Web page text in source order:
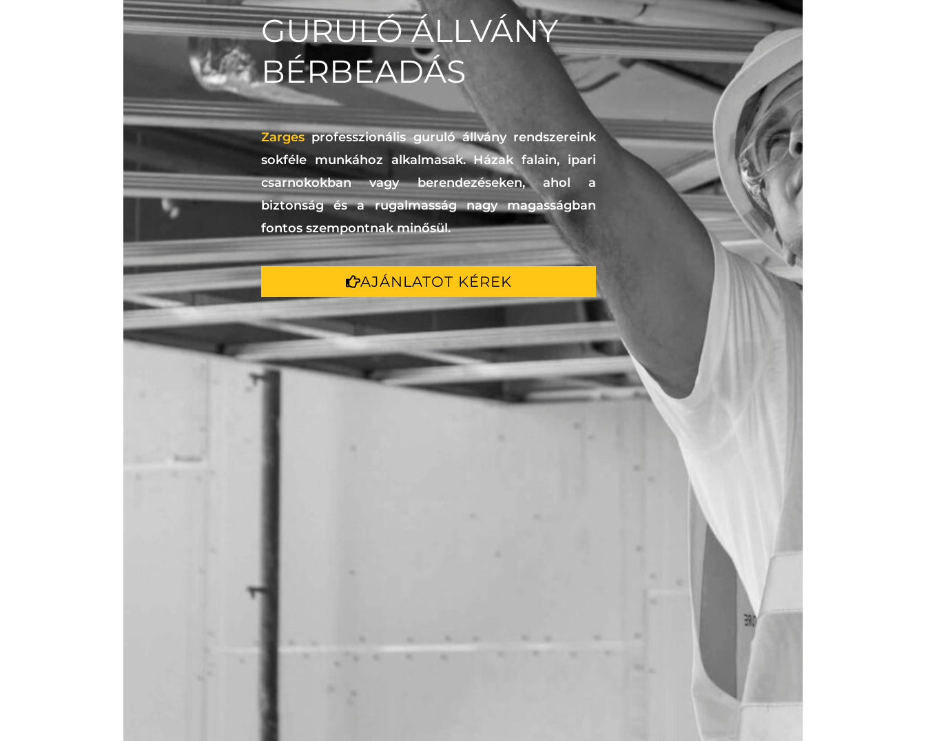
GURULÓ ÁLLVÁNY
BÉRBEADÁS
Zargesprofesszionális guruló állvány rendszereink
sokféle munkához alkalmasak. Házak falain, ipari
csarnokokban vagy berendezéseken, ahol a
biztonság és a rugalmasság nagy magasságban
fontos szempontnak minősül.
AJÁNLATOT KÉREK